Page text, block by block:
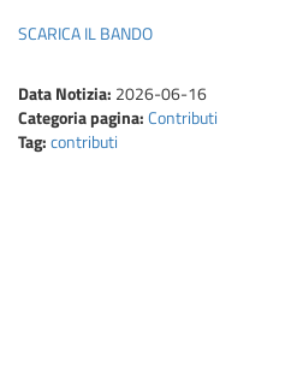
SCARICA IL BANDO
Data Notizia: 2026-06-16
Categoria pagina:Contributi
Tag:contributi